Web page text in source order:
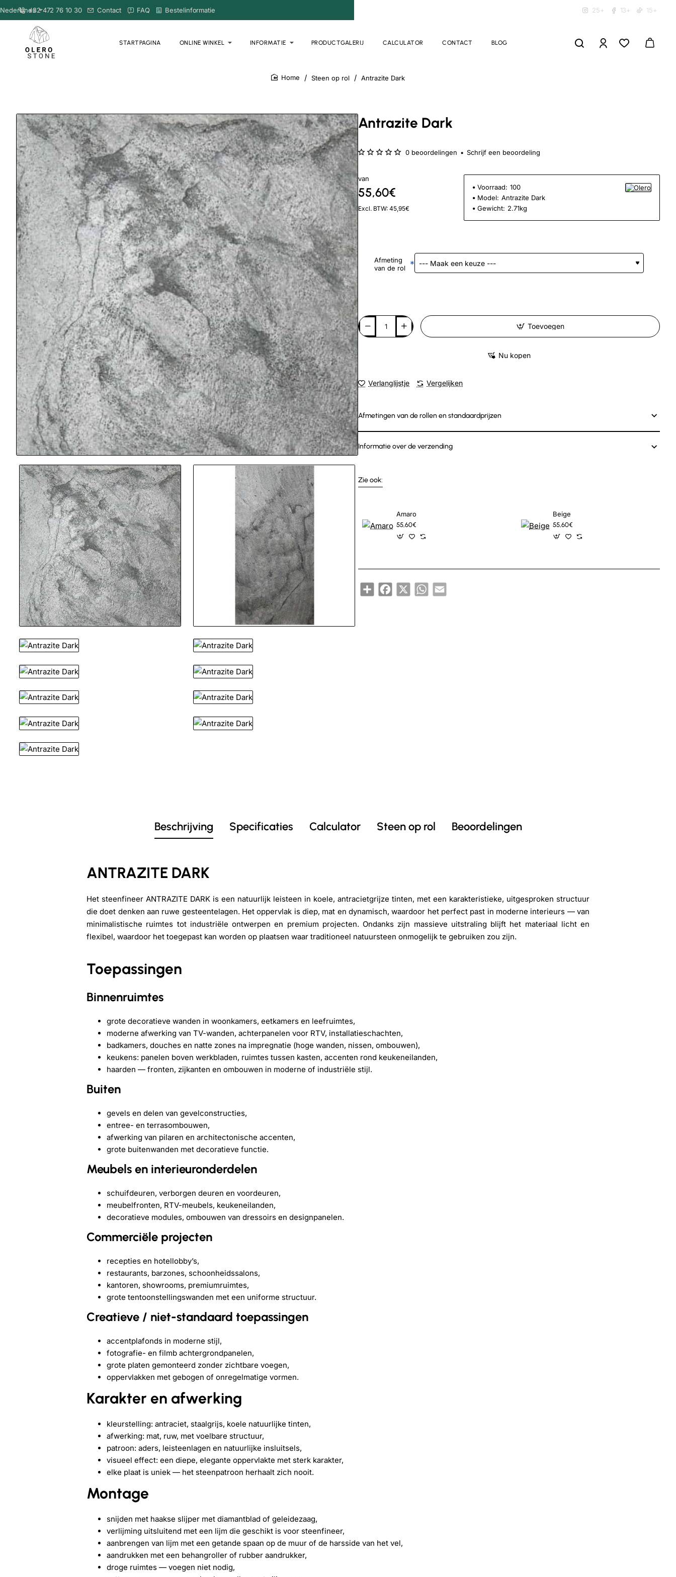
+32 472 76 10 30 Contact FAQ Bestelinformatie
Nederlands 25+ 13+ 15+
STARTPAGINA ONLINE WINKEL INFORMATIE PRODUCTGALERIJ CALCULATOR CONTACT BLOG
Steen op rol Antrazite Dark
Nieuw
Antrazite Dark
0 beoordelingen • Schrijf een beoordeling
van
55,60€
Excl. BTW: 45,95€
Voorraad: 100
Model: Antrazite Dark
Gewicht: 2.71kg
Afmeting
van de rol
Toevoegen
Nu kopen
Verlanglijstje Vergelijken
Afmetingen van de rollen en standaardprijzen
Informatie over de verzending
Zie ook:
Amaro
55,60€
Beige
55,60€
ShareFacebook
X WhatsApp
Email
Beschrijving Specificaties Calculator Steen op rol Beoordelingen
ANTRAZITE DARK
Het steenfineer ANTRAZITE DARK is een natuurlijk leisteen in koele, antracietgrijze tinten, met een karakteristieke, uitgesproken structuur
die doet denken aan ruwe gesteentelagen. Het oppervlak is diep, mat en dynamisch, waardoor het perfect past in moderne interieurs — van
minimalistische ruimtes tot industriële ontwerpen en premium projecten. Ondanks zijn massieve uitstraling blijft het materiaal licht en
flexibel, waardoor het toegepast kan worden op plaatsen waar traditioneel natuursteen onmogelijk te gebruiken zou zijn.
Toepassingen
Binnenruimtes
grote decoratieve wanden in woonkamers, eetkamers en leefruimtes,
moderne afwerking van TV-wanden, achterpanelen voor RTV, installatieschachten,
badkamers, douches en natte zones na impregnatie (hoge wanden, nissen, ombouwen),
keukens: panelen boven werkbladen, ruimtes tussen kasten, accenten rond keukeneilanden,
haarden — fronten, zijkanten en ombouwen in moderne of industriële stijl.
Buiten
gevels en delen van gevelconstructies,
entree- en terrasombouwen,
afwerking van pilaren en architectonische accenten,
grote buitenwanden met decoratieve functie.
Meubels en interieuronderdelen
schuifdeuren, verborgen deuren en voordeuren,
meubelfronten, RTV-meubels, keukeneilanden,
decoratieve modules, ombouwen van dressoirs en designpanelen.
Commerciële projecten
recepties en hotellobby’s,
restaurants, barzones, schoonheidssalons,
kantoren, showrooms, premiumruimtes,
grote tentoonstellingswanden met een uniforme structuur.
Creatieve / niet-standaard toepassingen
accentplafonds in moderne stijl,
fotografie- en filmb achtergrondpanelen,
grote platen gemonteerd zonder zichtbare voegen,
oppervlakken met gebogen of onregelmatige vormen.
Karakter en afwerking
kleurstelling: antraciet, staalgrijs, koele natuurlijke tinten,
afwerking: mat, ruw, met voelbare structuur,
patroon: aders, leisteenlagen en natuurlijke insluitsels,
visueel effect: een diepe, elegante oppervlakte met sterk karakter,
elke plaat is uniek — het steenpatroon herhaalt zich nooit.
Montage
snijden met haakse slijper met diamantblad of geleidezaag,
verlijming uitsluitend met een lijm die geschikt is voor steenfineer,
aanbrengen van lijm met een getande spaan op de muur of de harsside van het vel,
aandrukken met een behangroller of rubber aandrukker,
droge ruimtes — voegen niet nodig,